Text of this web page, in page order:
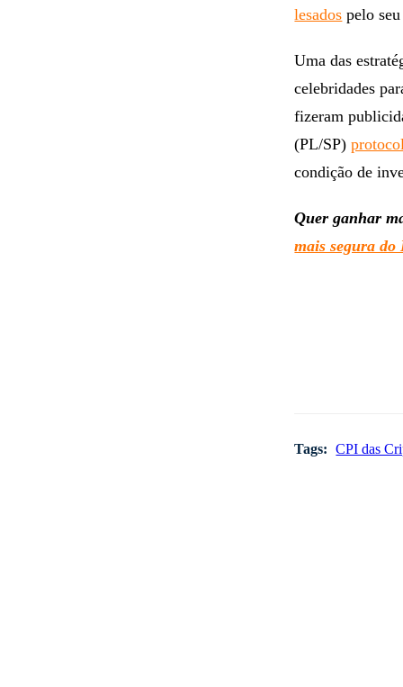
lesados pelo
Uma das
celebridades
fizeram
(PL/SP)
condição de
Quer ganhar
mais segura do
Tags: CPI das